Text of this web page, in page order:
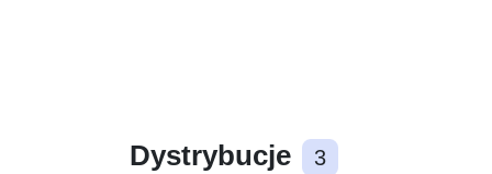
Dystrybucje 3